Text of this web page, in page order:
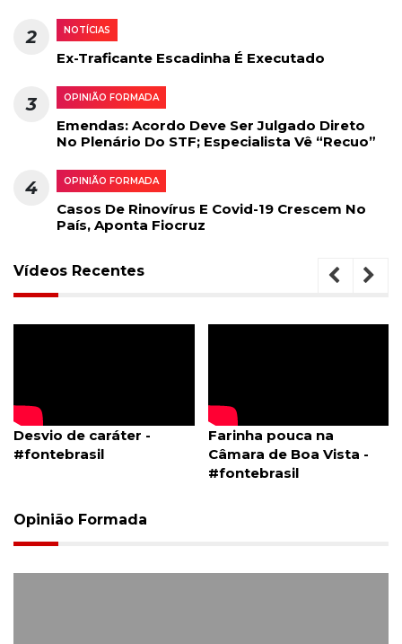
2 NOTÍCIAS
Ex-Traficante Escadinha É Executado
3 OPINIÃO FORMADA
Emendas: Acordo Deve Ser Julgado Direto
No Plenário Do STF; Especialista Vê “recuo”
4 OPINIÃO FORMADA
Casos De Rinovírus E Covid-19 Crescem No
País, Aponta Fiocruz
Vídeos Recentes
Desvio de caráter -
#fontebrasil
Farinha pouca na
Câmara de Boa Vista -
#fontebrasil
Opinião Formada